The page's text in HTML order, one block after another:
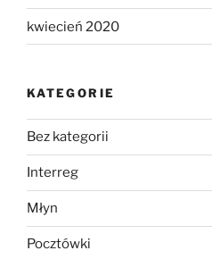
kwiecień 2020
KATEGORIE
Bez kategorii
Interreg
Młyn
Pocztówki